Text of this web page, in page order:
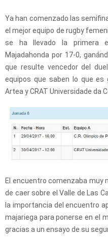
Ya han comenzado las
el mejor equipo de rugby
se ha llevado la primera
Majadahonda por 17-0,
que resulte vencedor del
equipos que saben lo que es
Artea y CRAT Universidade da
El encuentro comenzaba muy
de caer sobre el Valle de Las
la importancia del encuentro
majariega para ponerse en el
gracias a un ensayo de su